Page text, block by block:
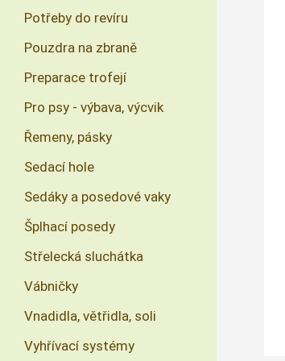
Potřeby do revíru
Pouzdra na zbraně
Preparace trofejí
Pro psy - výbava, výcvik
Řemeny, pásky
Sedací hole
Sedáky a posedové vaky
Šplhací posedy
Střelecká sluchátka
Vábničky
Vnadidla, větřidla, soli
Vyhřívací systémy